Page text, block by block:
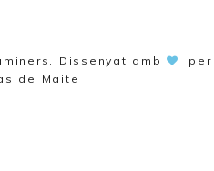
. Dissenyat amb
per
de Maite